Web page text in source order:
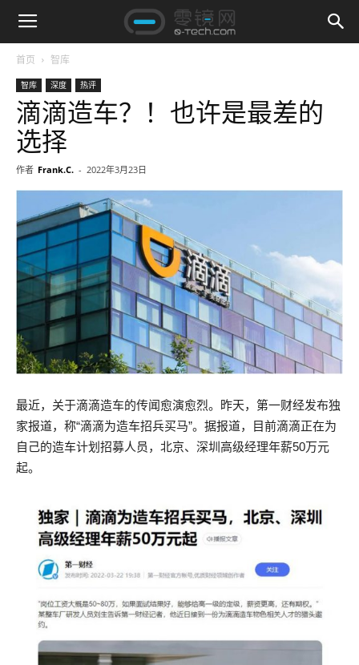
首页 智库
智库 深度 热评
滴滴造车？！也许是最差的
选择
作者 Frank.C. - 2022年3月23日
最近，关于滴滴造车的传闻愈演愈烈。昨天，第一财经发布独
家报道，称“滴滴为造车招兵买马”。据报道，目前滴滴正在为
自己的造车计划招募人员，北京、深圳高级经理年薪50万元
起。